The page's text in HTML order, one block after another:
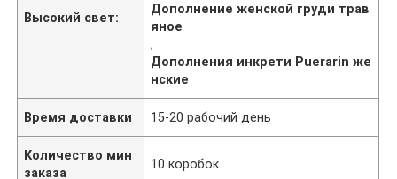
Высокий свет:
Дополнение женской груди трав
яное
,
Дополнения инкрети Puerarin же
нские
Время доставки 15-20 рабочий день
Количество мин
заказа
10 коробок